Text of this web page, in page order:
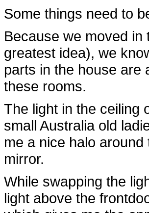
Some things need to
Because we moved
greatest idea), we
parts in the house are
these rooms.
The light in the ceiling
small Australia old
me a nice halo
mirror.
While swapping the
light above the